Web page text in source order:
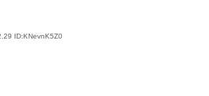
ID:KNevnK5Z0